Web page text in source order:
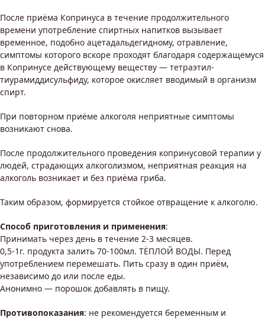
После приёма Копринуса в течение продолжительного
времени употребление спиртных напитков вызывает
временное, подобно ацетадальдегидному, отравление,
симптомы которого вскоре проходят благодаря содержащемуся
в Копринусе действующему веществу — тетраэтил-
тиурамиддисульфиду, которое окисляет вводимый в организм
спирт.
При повторном приёме алкоголя неприятные симптомы
возникают снова.
После продолжительного проведения копринусовой терапии у
людей, страдающих алкоголизмом, неприятная реакция на
алкоголь возникает и без приёма гриба.
Таким образом, формируется стойкое отвращение к алкоголю.
Способ приготовления и применения:
Принимать через день в течение 2-3 месяцев.
0,5-1г. продукта залить 70-100мл. ТЁПЛОЙ ВОДЫ. Перед
употреблением перемешать. Пить сразу в один приём,
независимо до или после еды.
Анонимно — порошок добавлять в пищу.
Противопоказания: не рекомендуется беременным и